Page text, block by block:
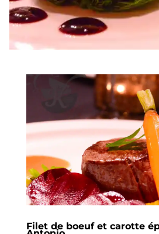
Filet de boeuf et carotte